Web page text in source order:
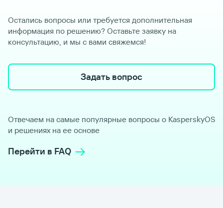
Остались вопросы или требуется дополнительная
информация по решению? Оставьте заявку на
консультацию, и мы с вами свяжемся!
Задать вопрос
Отвечаем на самые популярные вопросы о KasperskyOS
и решениях на ее основе
Перейти в FAQ